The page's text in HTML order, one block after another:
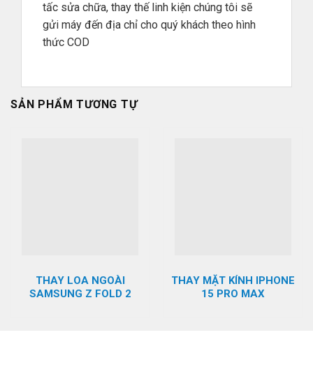
tấc sửa chữa, thay thế linh kiện chúng tôi sẽ
gửi máy đến địa chỉ cho quý khách theo hình
thức COD
SẢN PHẨM TƯƠNG TỰ
THAY LOA NGOÀI
SAMSUNG Z FOLD 2
THAY MẶT KÍNH IPHONE
15 PRO MAX